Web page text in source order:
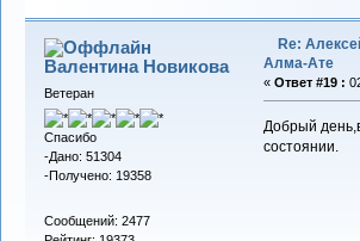
Валентина Новикова
Ветеран
Спасибо
-Дано: 51304
-Получено: 19358
Сообщений: 2477
Re:
Алма-Ате
« Ответ #19 :
Добрый
состоянии.